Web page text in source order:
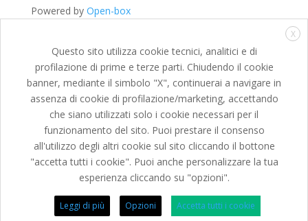
Powered by Open-box
X
Questo sito utilizza cookie tecnici, analitici e di
profilazione di prime e terze parti. Chiudendo il cookie
banner, mediante il simbolo "X", continuerai a navigare in
assenza di cookie di profilazione/marketing, accettando
che siano utilizzati solo i cookie necessari per il
funzionamento del sito. Puoi prestare il consenso
all'utilizzo degli altri cookie sul sito cliccando il bottone
"accetta tutti i cookie". Puoi anche personalizzare la tua
esperienza cliccando su "opzioni".
Leggi di più Opzioni Accetta tutti i cookie